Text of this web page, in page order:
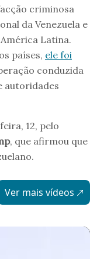
criminosa
da Venezuela e
Latina.
países, ele foi
conduzida
autoridades
12, pelo
, que afirmou que
Ver mais vídeos